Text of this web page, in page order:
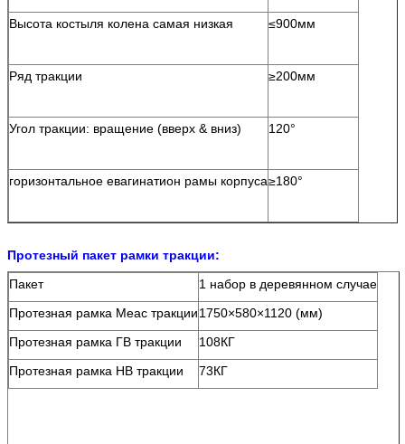
Высота костыля колена самая низкая ≤900мм
Ряд тракции ≥200мм
Угол тракции: вращение (вверх & вниз) 120°
горизонтальное евагинатион рамы корпуса≥180°
Протезный пакет рамки тракции:
Пакет
1 набор в деревянном случае
Протезная рамка Меас тракции1750×580×1120 (мм)
Протезная рамка ГВ тракции
108КГ
Протезная рамка НВ тракции
73КГ